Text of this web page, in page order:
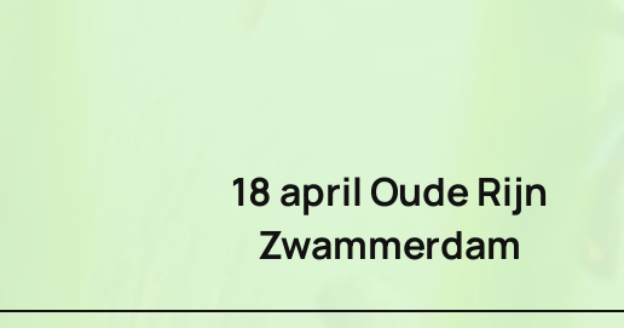
18 april Oude Rijn
Zwammerdam